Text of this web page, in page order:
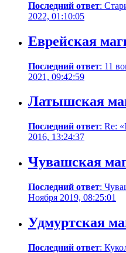
Последний ответ:
2022, 01:10:05
Еврейская
Последний ответ: 11
2021, 09:42:59
Латышская
Последний ответ: Re:
2016, 13:24:37
Чувашская
Последний ответ:
Ноября 2019, 08:25:01
Удмуртская
Последний ответ: